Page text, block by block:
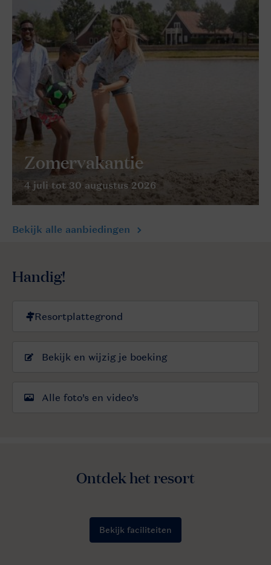
Zomervakantie
4 juli tot 30 augustus 2026
Bekijk alle aanbiedingen
Handig!
Bekijk en wijzig je boeking
Alle foto’s en video’s